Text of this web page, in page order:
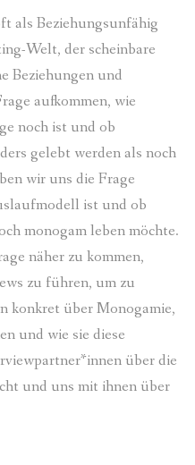
als Beziehungsunfähig
Welt, der scheinbare
Beziehungen und
aufkommen, wie
noch ist und ob
gelebt werden als noch
wir uns die Frage
ist und ob
monogam leben möchte.
näher zu kommen,
zu führen, um zu
konkret über Monogamie,
und wie sie diese
über die
und uns mit ihnen über